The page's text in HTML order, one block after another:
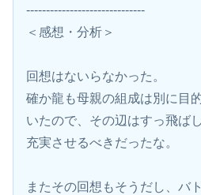
------------------------------
＜感想・分析＞
回想はないらなかった。
確か龍も母親の組成は別に目
いたので、その辺はすっ飛ば
充実させるべきだったな。
またその回想もそうだし、バ